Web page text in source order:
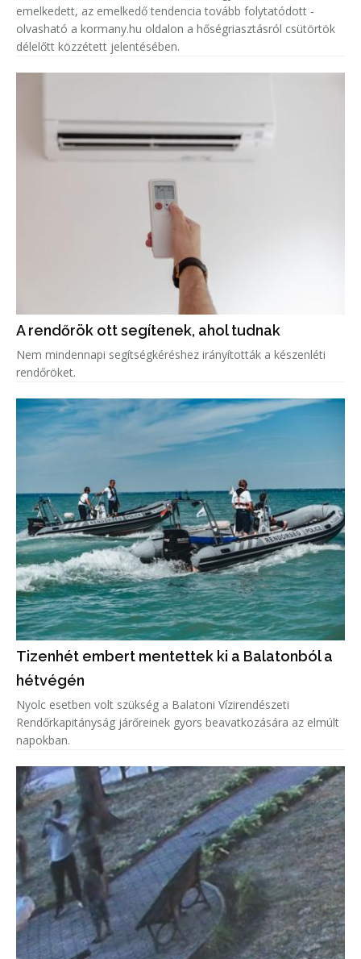
emelkedett, az emelkedő tendencia tovább folytatódott -
olvasható a kormany.hu oldalon a hőségriasztásról csütörtök
délelőtt közzétett jelentésében.
A rendőrök ott segítenek, ahol tudnak
Nem mindennapi segítségkéréshez irányították a készenléti
rendőröket.
Tizenhét embert mentettek ki a Balatonból a
hétvégén
Nyolc esetben volt szükség a Balatoni Vízirendészeti
Rendőrkapitányság járőreinek gyors beavatkozására az elmúlt
napokban.